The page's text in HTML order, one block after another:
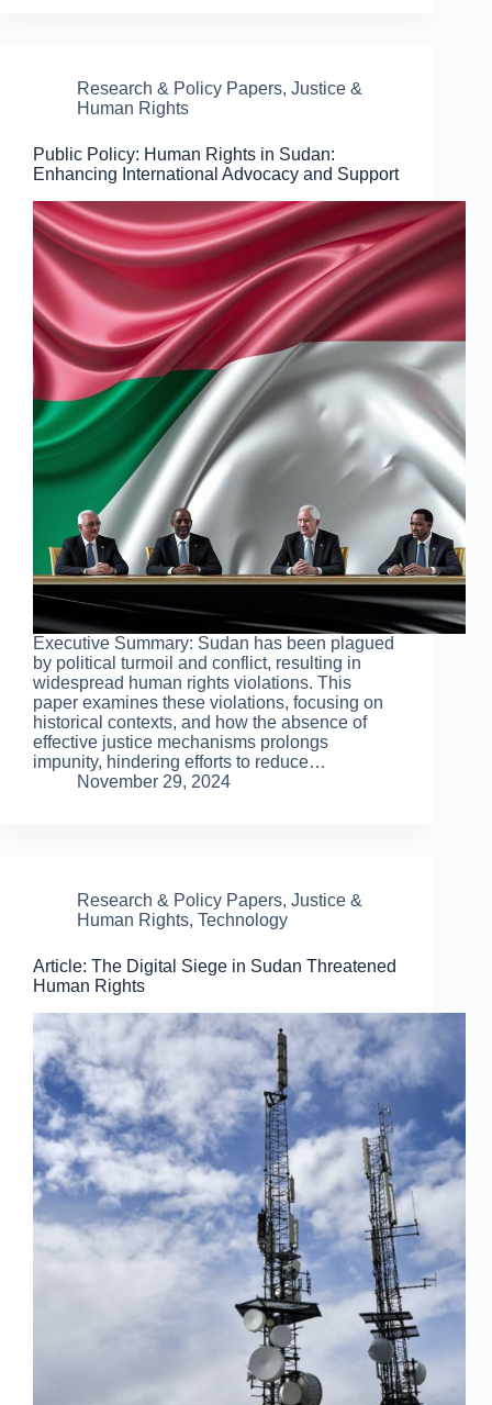
Research & Policy Papers, Justice &
Human Rights
Public Policy: Human Rights in Sudan:
Enhancing International Advocacy and Support
Executive Summary: Sudan has been plagued
by political turmoil and conflict, resulting in
widespread human rights violations. This
paper examines these violations, focusing on
historical contexts, and how the absence of
effective justice mechanisms prolongs
impunity, hindering efforts to reduce…
November 29, 2024
Research & Policy Papers, Justice &
Human Rights, Technology
Article: The Digital Siege in Sudan Threatened
Human Rights